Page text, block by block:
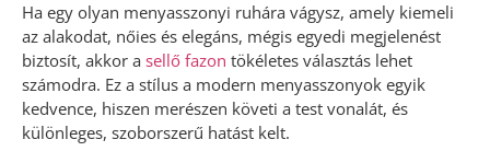
Ha egy olyan menyasszonyi ruhára vágysz, amely kiemeli
az alakodat, nőies és elegáns, mégis egyedi megjelenést
biztosít, akkor a sellő fazon tökéletes választás lehet
számodra. Ez a stílus a modern menyasszonyok egyik
kedvence, hiszen merészen követi a test vonalát, és
különleges, szoborszerű hatást kelt.